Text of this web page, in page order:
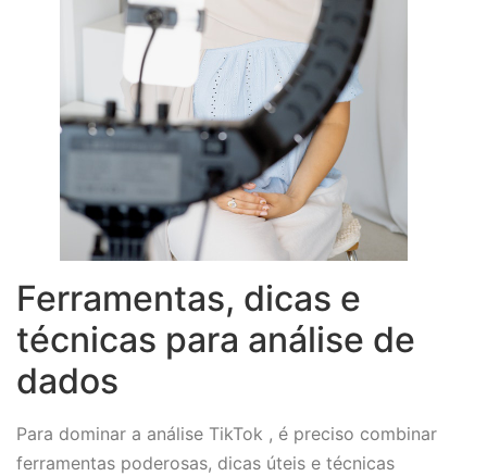
Ferramentas, dicas e
técnicas para análise de
dados
Para dominar a análise TikTok , é preciso combinar
ferramentas poderosas, dicas úteis e técnicas